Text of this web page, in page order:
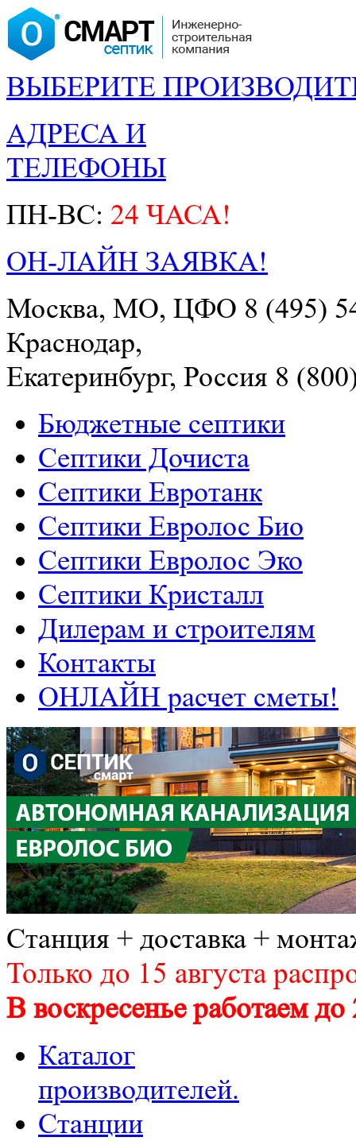
ВЫБЕРИТЕ
АДРЕСА И
ТЕЛЕФОНЫ
ПН-ВС: 24 ЧАСА!
ОН-ЛАЙН ЗАЯВКА!
Москва, МО, ЦФО 8 (495)
Краснодар,
Екатеринбург, Россия 8
Бюджетные септики
Септики Дочиста
Септики Евротанк
Септики Евролос Био
Септики Евролос Эко
Септики Кристалл
Дилерам и строителям
Контакты
ОНЛАЙН расчет сметы!
Станция + доставка +
Только до 15 августа
В воскресенье работаем
Каталог
производителей.
Станции
РАСЧЕТ СМЕТЫ ОНЛАЙН!